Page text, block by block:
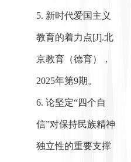
5. 新时代爱国主义
教育的着力点[J].北
京教育（德育），
2025年第9期。
6. 论坚定“四个自
信”对保持民族精神
独立性的重要支撑